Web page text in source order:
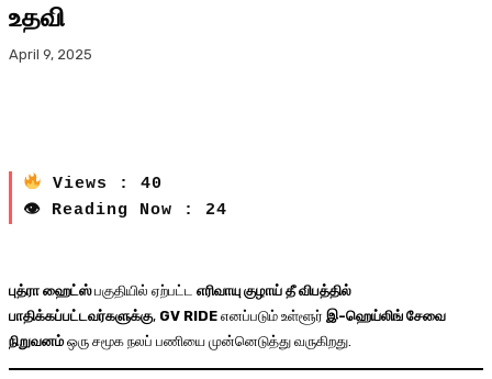
உதவி
April 9, 2025
Views : 40
👁 Reading Now : 24
புத்ரா ஹைட்ஸ்பகுதியில் ஏற்பட்ட எரிவாயு குழாய் தீ விபத்தில்
பாதிக்கப்பட்டவர்களுக்கு, GV RIDE எனப்படும் உள்ளூர் இ-ஹெய்லிங் சேவை
நிறுவனம்ஒரு சமூக நலப் பணியை முன்னெடுத்து வருகிறது.